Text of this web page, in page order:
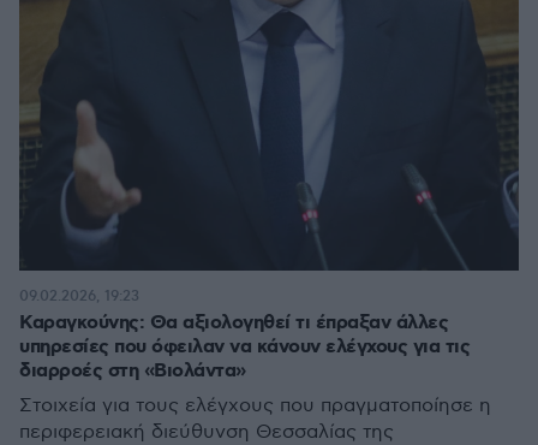
Καραγκούνης: Θα αξιολογηθεί τι έπραξαν άλλες
υπηρεσίες που όφειλαν να κάνουν ελέγχους για τις
διαρροές στη «Βιολάντα»
Στοιχεία για τους ελέγχους που πραγματοποίησε η
περιφερειακή διεύθυνση Θεσσαλίας της
09.02.2026, 19:23